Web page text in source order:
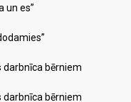
un es”
bērniem
bērniem